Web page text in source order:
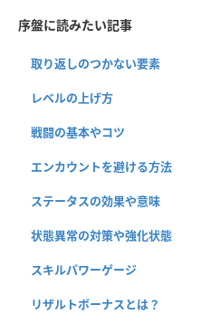
序盤に読みたい記事
取り返しのつかない要素
レベルの上げ方
戦闘の基本やコツ
エンカウントを避ける方法
ステータスの効果や意味
状態異常の対策や強化状態
スキルパワーゲージ
リザルトボーナスとは？